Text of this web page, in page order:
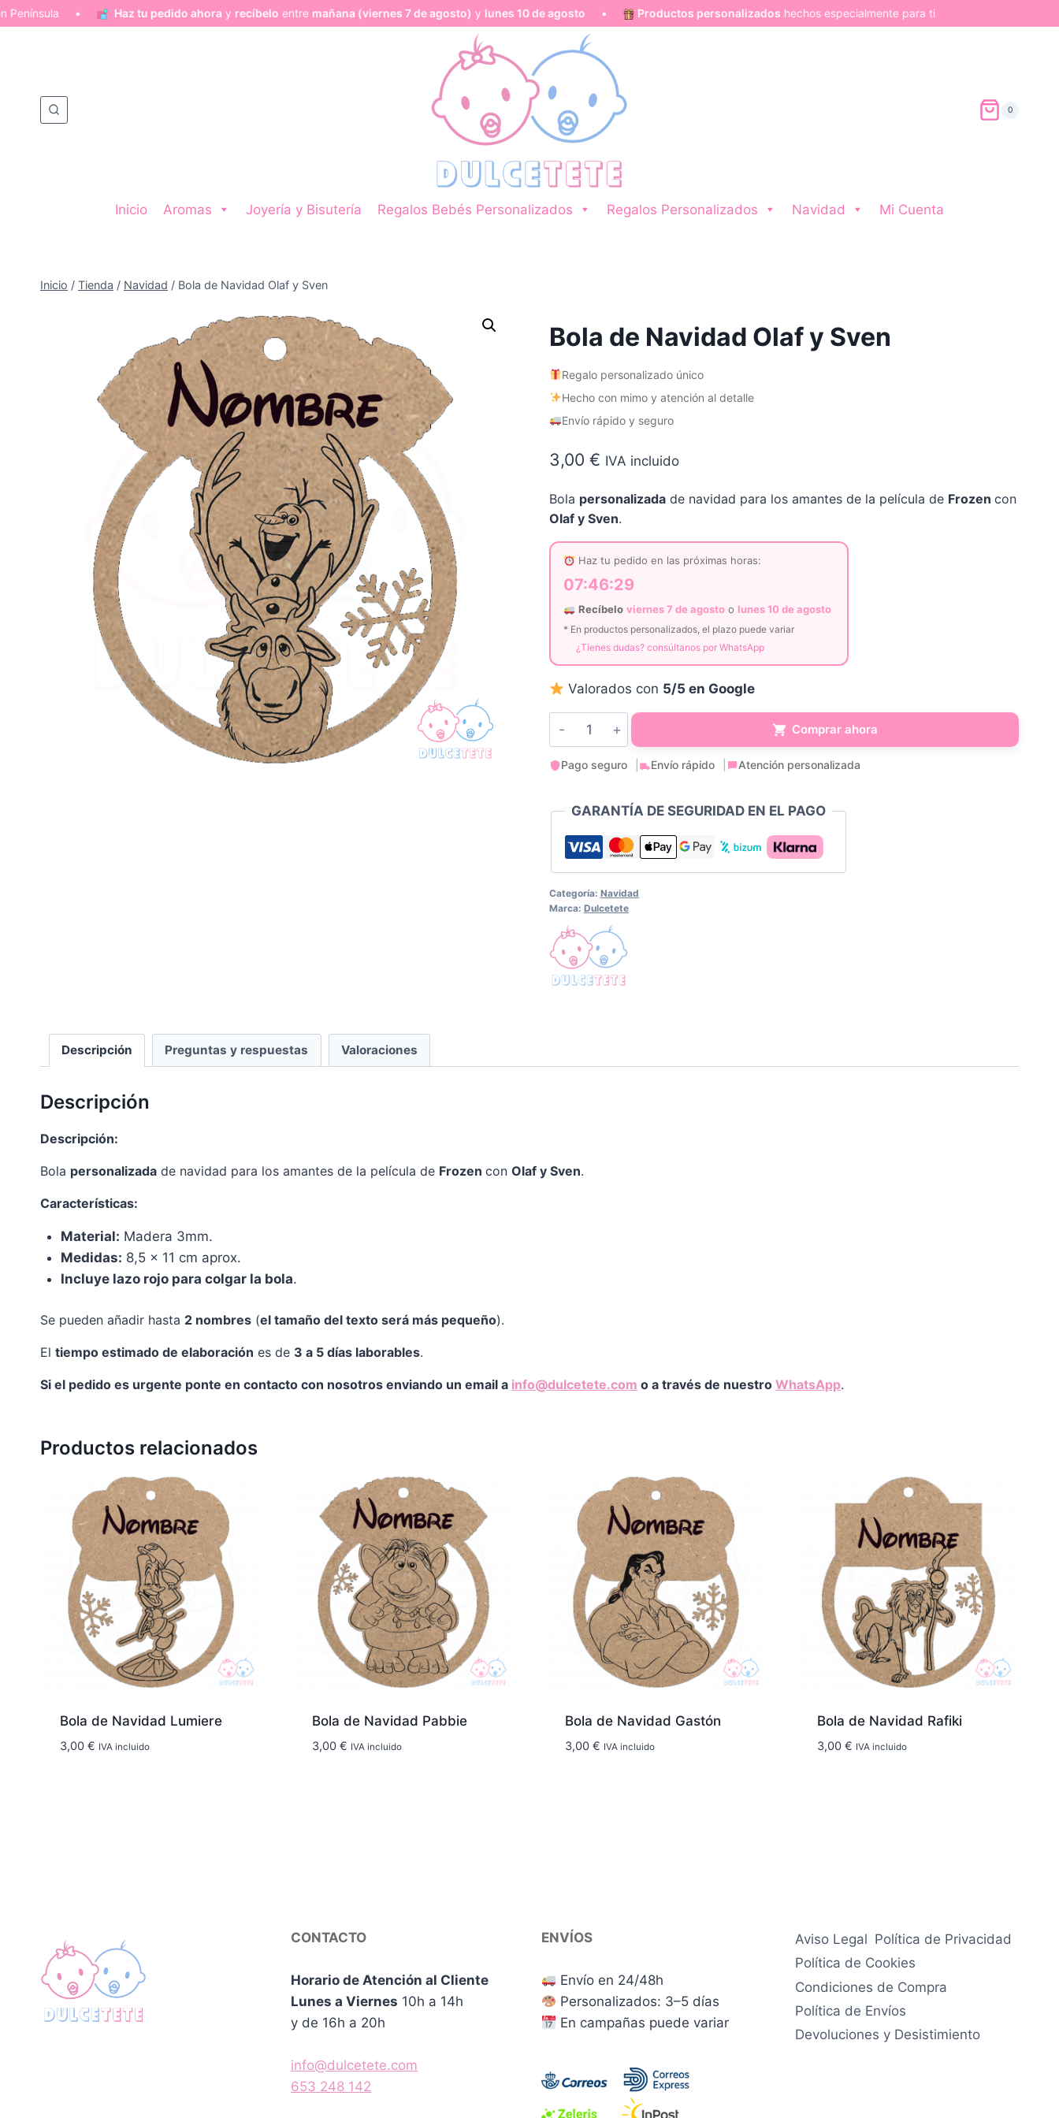
• Haz tu pedido ahorayrecíbeloentremañana (viernes 7 de agosto)ylunes 10 de agosto• Productos personalizadoshechos especialmente para ti
0
Inicio Aromas Joyería y Bisutería Regalos Bebés Personalizados Regalos Personalizados Navidad Mi Cuenta
Inicio / Tienda / Navidad / Bola de Navidad Olaf y Sven
Bola de Navidad Olaf y Sven
Regalo personalizado único
Hecho con mimo y atención al detalle
Envío rápido y seguro
3,00 € IVA incluido
Bola personalizadade navidad para los amantes de la película de Frozen con
Olaf y Sven.
Haz tu pedido en las próximas horas:
07:46:29
Recíbelo viernes 7 de agostoo lunes 10 de agosto
* En productos personalizados, el plazo puede variar
¿Tienes dudas? consúltanos por WhatsApp
Valorados con 5/5 en Google
de
Olaf
Sven
Comprar ahora
Pago seguro Envío rápido Atención personalizada
GARANTÍA DE SEGURIDAD EN EL PAGO
Categoría: Navidad
Marca: Dulcetete
Descripción Preguntas y respuestas Valoraciones
Descripción
Descripción:
Bola personalizada de navidad para los amantes de la película de Frozen con Olaf y Sven.
Características:
Material: Madera 3mm.
Medidas: 8,5 x 11 cm aprox.
Incluye lazo rojo para colgar la bola.
Se pueden añadir hasta 2 nombres (el tamaño del texto será más pequeño).
El tiempo estimado de elaboración es de 3 a 5 días laborables.
Si el pedido es urgente ponte en contacto con nosotros enviando un email a info@dulcetete.com o a través de nuestro WhatsApp.
Productos relacionados
Bola de Navidad Lumiere
3,00 € IVA incluido
Bola de Navidad Pabbie
3,00 € IVA incluido
Bola de Navidad Gastón
3,00 € IVA incluido
Bola de Navidad Rafiki
3,00 € IVA incluido
CONTACTO
Horario de Atención al Cliente
Lunes a Viernes 10h a 14h
y de 16h a 20h
info@dulcetete.com
653 248 142
ENVÍOS
Envío en 24/48h
Personalizados: 3–5 días
En campañas puede variar
Aviso Legal Política de Privacidad
Política de Cookies
Condiciones de Compra
Política de Envíos
Devoluciones y Desistimiento